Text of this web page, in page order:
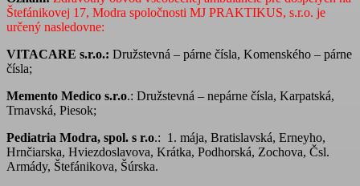
Štefánikovej 17, Modra spoločnosti MJ PRAKTIKUS, s.r.o. je
určený nasledovne:
VITACARE s.r.o.: Družstevná – párne čísla, Komenského – párne
čísla;
Memento Medico s.r.o.: Družstevná – nepárne čísla, Karpatská,
Trnavská, Piesok;
Pediatria Modra, spol. s r.o.: 1. mája, Bratislavská, Erneyho,
Hrnčiarska, Hviezdoslavova, Krátka, Podhorská, Zochova, Čsl.
Armády, Štefánikova, Šúrska.